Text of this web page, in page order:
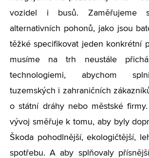
vozidel i busů. Zaměřujeme
alternativních pohonů, jako jsou
těžké specifikovat jeden konkrétní
musíme na trh neustále
technologiemi, abychom
tuzemských i zahraničních
o státní dráhy nebo městské
vývoj směřuje k tomu, aby byly
Škoda pohodlnější, ekologičtější,
spotřebu. A aby splňovaly